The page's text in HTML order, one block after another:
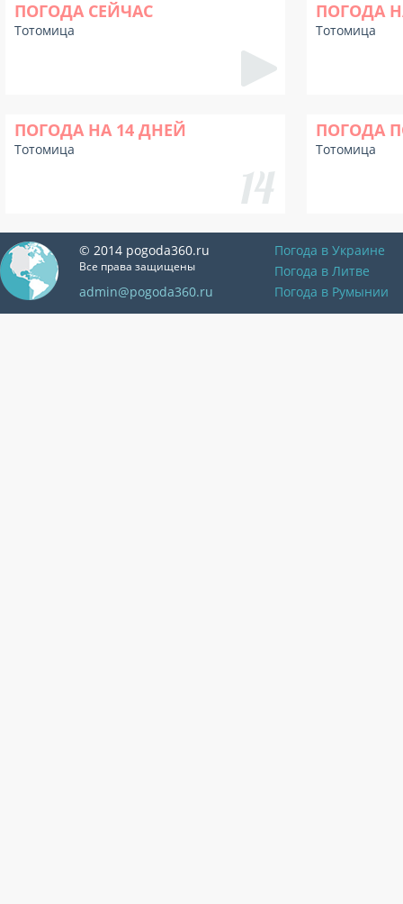
ПОГОДА СЕЙЧАС
Тотомица
ПОГОДА
Тотомица
ПОГОДА НА 14 ДНЕЙ
Тотомица
ПОГОДА
Тотомица
© 2014 pogoda360.ru
Все права защищены
admin@pogoda360.ru
Погода в Украине
Погода в Литве
Погода в Румынии